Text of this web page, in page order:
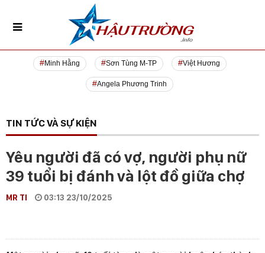
Minh Hằng Sơn Tùng M-TP Việt Hương
Angela Phương Trinh
TIN TỨC VÀ SỰ KIỆN
Yêu người đã có vợ, người phụ nữ
39 tuổi bị đánh và lột đồ giữa chợ
MR TI 03:13 23/10/2025